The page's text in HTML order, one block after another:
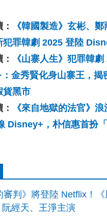
《韓國製造》玄彬、
犯罪韓劇 2025 登陸
《山寨人生》犯罪韓
金秀賢化身山寨王，揭
貨黑市
《來自地獄的法官》
Disney+，朴信惠首扮
審判》將登陸 Netflix！《
經天、王淨主演